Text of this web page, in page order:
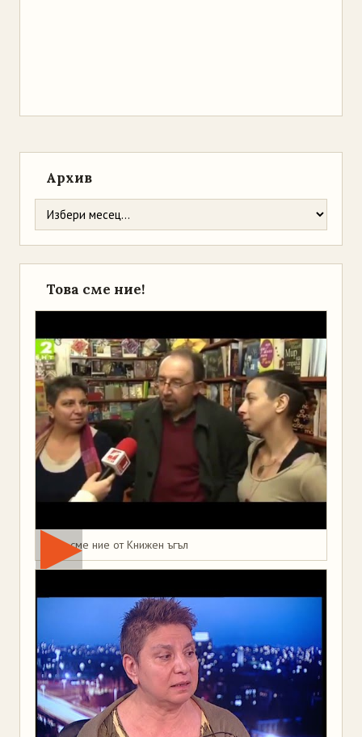
Архив
Това сме ние!
Това сме ние от Книжен ъгъл